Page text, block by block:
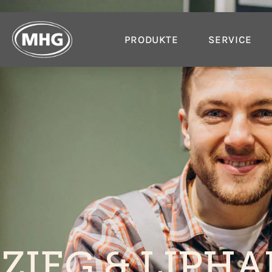
PRODUKTE SERVICE